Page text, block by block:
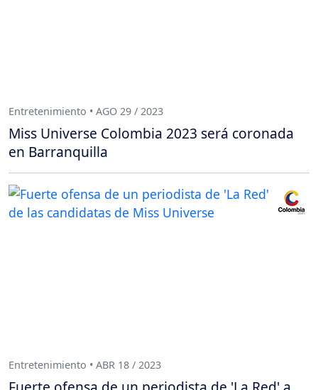
Entretenimiento • AGO 29 / 2023
Miss Universe Colombia 2023 será coronada
en Barranquilla
Entretenimiento • ABR 18 / 2023